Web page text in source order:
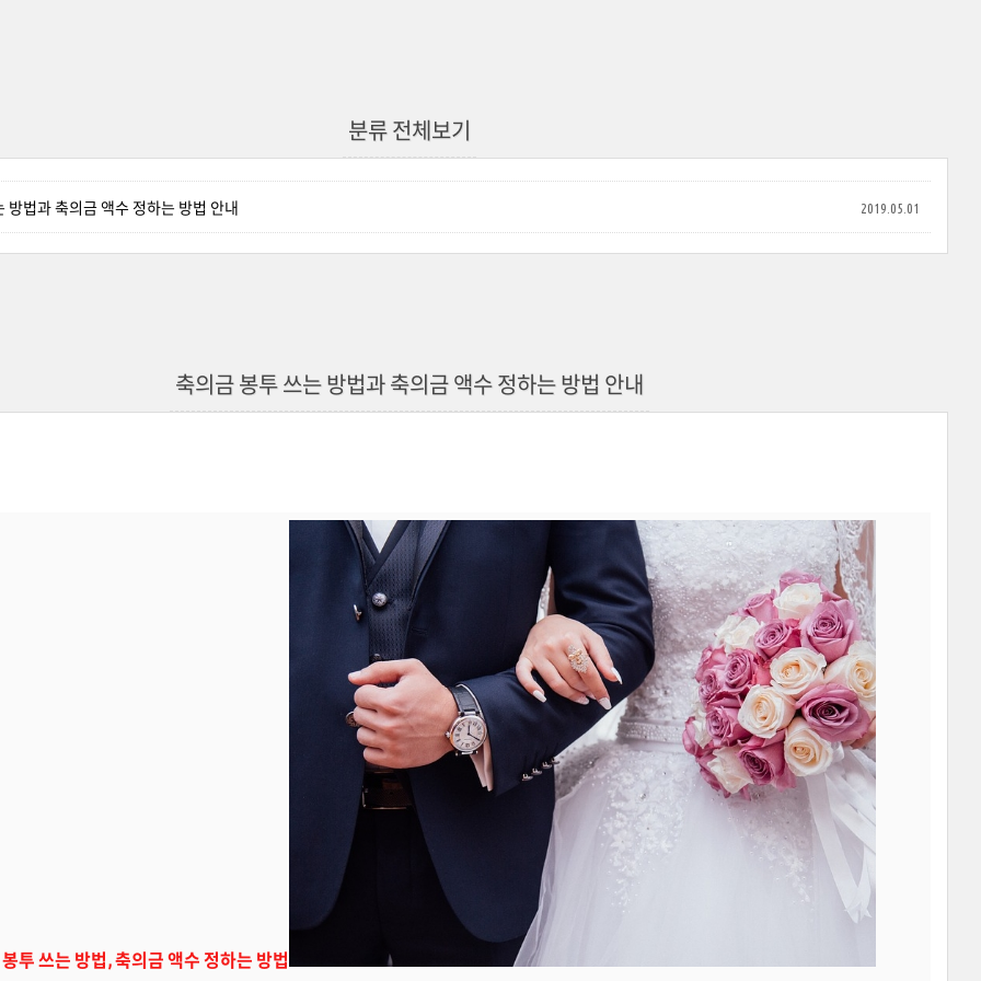
분류 전체보기
방법과 축의금 액수 정하는 방법 안내 2019.05.01
축의금 봉투 쓰는 방법과 축의금 액수 정하는 방법 안내
투 쓰는 방법, 축의금 액수 정하는 방법